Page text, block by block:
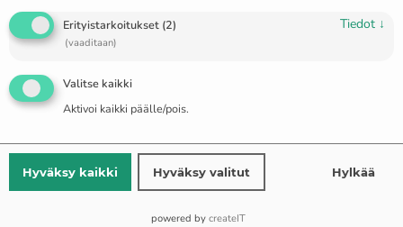
Tyylikäs nahka- ja teräsranneke
”Quebec”
€33.00
🔥 1 items sold in last 3 days
Yli 150 EUR:n tilauksissa toimitus on ilmainen
Ilmaiset palautukset
Erityistarkoitukset (2)
(vaaditaan)
Tiedot ↓
Valitse kaikki
Aktivoi kaikki päälle/pois.
Hyväksy kaikki Hyväksy valitut Hylkää
powered by createIT